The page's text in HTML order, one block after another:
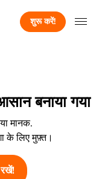
शुरू करें!
बनाया गया
मानक.
के लिए मुफ़्त।